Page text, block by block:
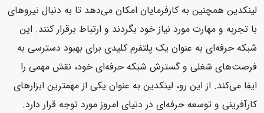
لینکدین همچنین به کارفرمایان امکان می‌دهد تا به دنبال نیروهای
با تجربه و مهارت مورد نیاز خود بگردند و ارتباط برقرار کنند. این
شبکه حرفه‌ای به عنوان یک پلتفرم کلیدی برای بهبود دسترسی به
فرصت‌های شغلی و گسترش شبکه حرفه‌ای خود، نقش مهمی را
ایفا می‌کند. از این رو، لینکدین به عنوان یکی از مهمترین ابزارهای
کارآفرینی و توسعه حرفه‌ای در دنیای امروز مورد توجه قرار دارد.